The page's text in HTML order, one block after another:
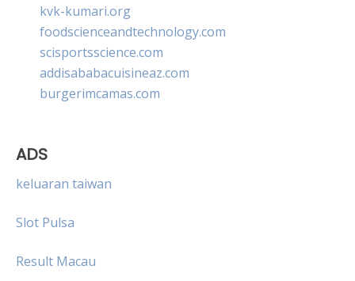
kvk-kumari.org
foodscienceandtechnology.com
scisportsscience.com
addisababacuisineaz.com
burgerimcamas.com
ADS
keluaran taiwan
Slot Pulsa
Result Macau